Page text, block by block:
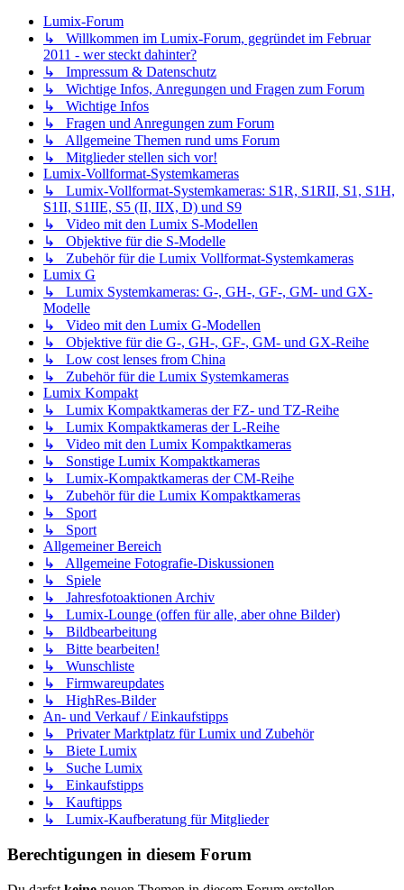
Lumix-Forum
↳ Willkommen im Lumix-Forum, gegründet im Februar
2011 - wer steckt dahinter?
↳ Impressum & Datenschutz
↳ Wichtige Infos, Anregungen und Fragen zum Forum
↳ Wichtige Infos
↳ Fragen und Anregungen zum Forum
↳ Allgemeine Themen rund ums Forum
↳ Mitglieder stellen sich vor!
Lumix-Vollformat-Systemkameras
↳ Lumix-Vollformat-Systemkameras: S1R, S1RII, S1, S1H,
S1II, S1IIE, S5 (II, IIX, D) und S9
↳ Video mit den Lumix S-Modellen
↳ Objektive für die S-Modelle
↳ Zubehör für die Lumix Vollformat-Systemkameras
Lumix G
↳ Lumix Systemkameras: G-, GH-, GF-, GM- und GX-
Modelle
↳ Video mit den Lumix G-Modellen
↳ Objektive für die G-, GH-, GF-, GM- und GX-Reihe
↳ Low cost lenses from China
↳ Zubehör für die Lumix Systemkameras
Lumix Kompakt
↳ Lumix Kompaktkameras der FZ- und TZ-Reihe
↳ Lumix Kompaktkameras der L-Reihe
↳ Video mit den Lumix Kompaktkameras
↳ Sonstige Lumix Kompaktkameras
↳ Lumix-Kompaktkameras der CM-Reihe
↳ Zubehör für die Lumix Kompaktkameras
↳ Sport
↳ Sport
Allgemeiner Bereich
↳ Allgemeine Fotografie-Diskussionen
↳ Spiele
↳ Jahresfotoaktionen Archiv
↳ Lumix-Lounge (offen für alle, aber ohne Bilder)
↳ Bildbearbeitung
↳ Bitte bearbeiten!
↳ Wunschliste
↳ Firmwareupdates
↳ HighRes-Bilder
An- und Verkauf / Einkaufstipps
↳ Privater Marktplatz für Lumix und Zubehör
↳ Biete Lumix
↳ Suche Lumix
↳ Einkaufstipps
↳ Kauftipps
↳ Lumix-Kaufberatung für Mitglieder
Berechtigungen in diesem Forum